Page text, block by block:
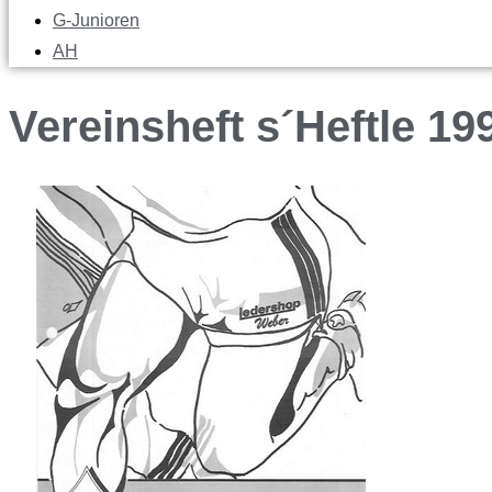
G-Junioren
AH
Vereinsheft s´Heftle